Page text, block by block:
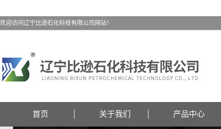
欢迎访问辽宁比逊石化科技有限公司网站！
首页 关于我们 产品中心